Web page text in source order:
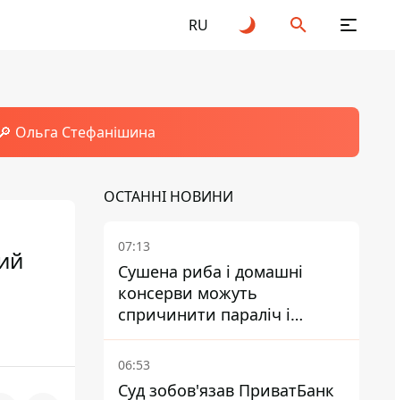
RU
🔎 Ольга Стефанішина
ОСТАННІ НОВИНИ
07:13
Сушена риба і домашні
консерви можуть
спричинити параліч і
смерть - Держрибагентство
попереджає про ботулізм
06:53
Суд зобов'язав ПриватБанк